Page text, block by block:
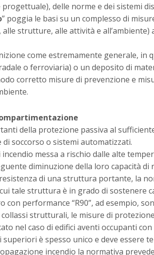
progettuale), delle norme e dei sistemi
” poggia le basi su un complesso di
strutture, alle attività e
come estremamente generale,
o ferroviaria) o un deposito di
corretto misure di prevenzione e
della protezione passiva al
soccorso o sistemi automatizzati.
incendio messa a rischio dalle alte
diminuzione della loro capacità
di una struttura portante, la
tale struttura è in grado di sostenere
con performance “R90”, ad esempio,
strutturali, le misure di
nel caso di edifici aventi occupanti
superiori è spesso unico e deve essere
incendio la normativa